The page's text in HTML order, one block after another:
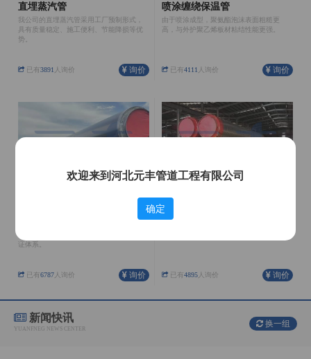
直埋蒸汽管
我公司的直埋蒸汽管采用工厂预制形式，
具有质量稳定、施工便利、节能降损等优
势。
已有3891 人询价 询价
喷涂缠绕保温管
由于喷涂成型，聚氨酯泡沫表面粗糙更
高，与外护聚乙烯板材粘结性能更强。
已有4111 人询价 询价
证体系。
已有6787人询价 询价
架空保温管
已有4895人询价 询价
新闻快讯
YUANFNEG NEWS CENTER
换一组
欢迎来到河北元丰管道工程有限公司
确定